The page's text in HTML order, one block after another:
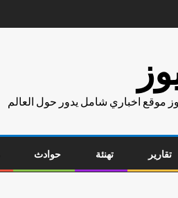
موقع اخباري شامل يدور حول العالم
تقارير تهنئة حوادث